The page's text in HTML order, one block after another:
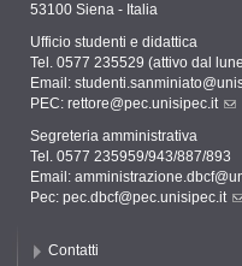
53100 Siena - Italia
Ufficio studenti e didattica
Tel. 0577 235529 (attivo dal
Email:
PEC: rettore@pec.unisipec.it
Segreteria amministrativa
Tel. 0577 235959/943/887/893
Email:
Pec: pec.dbcf@pec.unisipec.it
Contatti